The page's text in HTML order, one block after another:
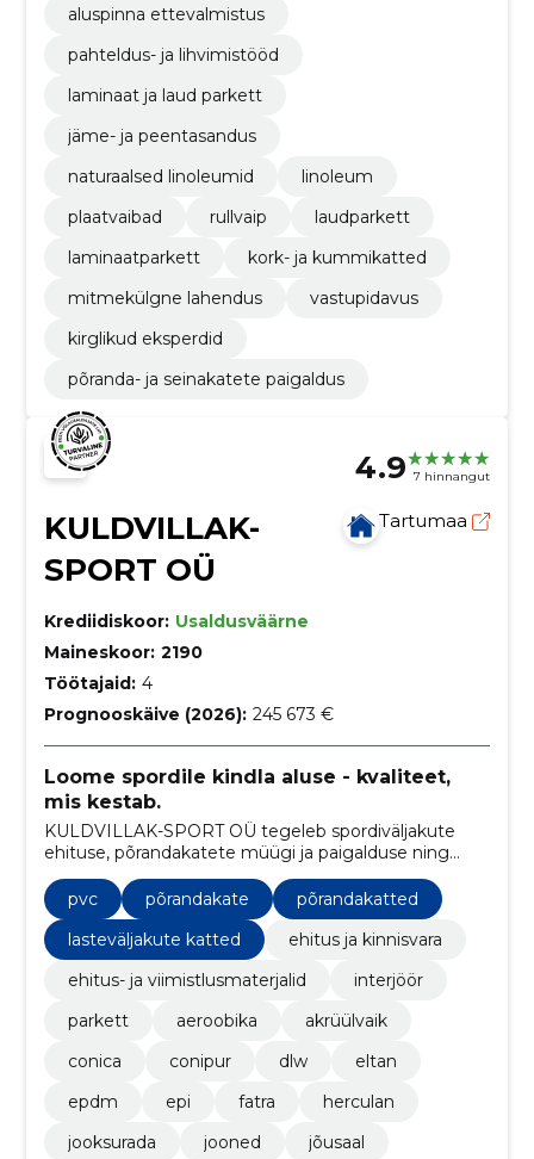
aluspinna ettevalmistus
pahteldus- ja lihvimistööd
laminaat ja laud parkett
jäme- ja peentasandus
naturaalsed linoleumid
linoleum
plaatvaibad
rullvaip
laudparkett
laminaatparkett
kork- ja kummikatted
mitmekülgne lahendus
vastupidavus
kirglikud eksperdid
põranda- ja seinakatete paigaldus
4.9 7 hinnangut
KULDVILLAK-
SPORT OÜ
Tartumaa
Krediidiskoor: Usaldusväärne
Maineskoor: 2190
Töötajaid: 4
Prognooskäive (2026): 245 673 €
Loome spordile kindla aluse - kvaliteet,
mis kestab.
KULDVILLAK-SPORT OÜ tegeleb spordiväljakute
ehituse, põrandakatete müügi ja paigalduse ning
kummiplaatide tootmisega.
pvc
põrandakate
põrandakatted
lasteväljakute katted
ehitus ja kinnisvara
ehitus- ja viimistlusmaterjalid
interjöör
parkett
aeroobika
akrüülvaik
conica
conipur dlw
eltan
epdm
epi fatra
herculan
jooksurada
jooned
jõusaal